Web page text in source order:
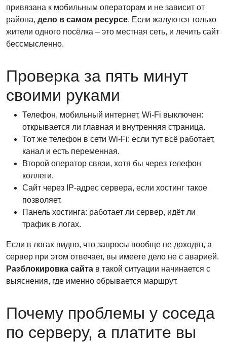
привязана к мобильным операторам и не зависит от
района, дело в самом ресурсе. Если жалуются только
жители одного посёлка – это местная сеть, и лечить сайт
бессмысленно.
Проверка за пять минут
своими руками
Телефон, мобильный интернет, Wi-Fi выключен:
открывается ли главная и внутренняя страница.
Тот же телефон в сети Wi-Fi: если тут всё работает,
канал и есть переменная.
Второй оператор связи, хотя бы через телефон
коллеги.
Сайт через IP-адрес сервера, если хостинг такое
позволяет.
Панель хостинга: работает ли сервер, идёт ли
трафик в логах.
Если в логах видно, что запросы вообще не доходят, а
сервер при этом отвечает, вы имеете дело не с аварией.
Разблокировка сайта в такой ситуации начинается с
выяснения, где именно обрывается маршрут.
Почему проблемы у соседа
по серверу, а платите вы